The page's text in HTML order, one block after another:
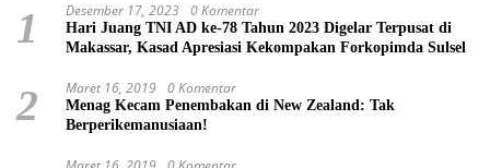
1 Desember 17, 2023 0 Komentar
Hari Juang TNI AD ke-78 Tahun 2023 Digelar Terpusat di
Makassar, Kasad Apresiasi Kekompakan Forkopimda Sulsel
2 Maret 16, 2019 0 Komentar
Menag Kecam Penembakan di New Zealand: Tak
Berperikemanusiaan!